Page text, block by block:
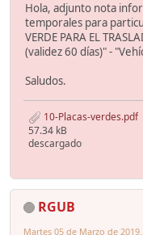
Hola, adjunto nota
temporales para
VERDE PARA EL
(validez 60 días)" -
Saludos.
10-Placas-verdes.pdf
57.34 kB
descargado
RGUB
Martes 05 de Marzo de